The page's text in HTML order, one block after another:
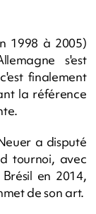
1998 à 2005)
s'est
finalement
la référence
a disputé
tournoi, avec
en 2014,
de son art.